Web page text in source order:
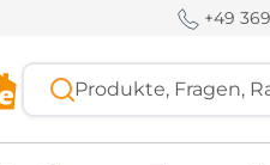
+49
Produkte, Fragen,